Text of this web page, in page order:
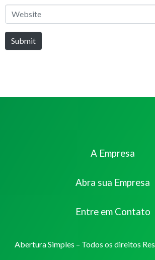
Website
Submit
A Empresa
Abra sua Empresa
Entre em Contato
Abertura Simples – Todos os direitos